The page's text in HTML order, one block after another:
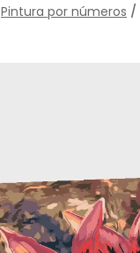
Pintura por números /